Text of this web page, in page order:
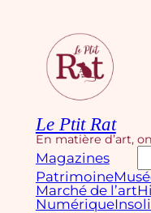
contenu
Le Ptit Rat
En matière d’art,
Magazines
Patrimoine
Marché de l’art
Numérique